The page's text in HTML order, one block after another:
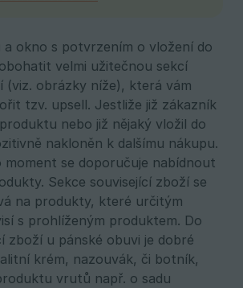
okno s potvrzením o vložení do
velmi užitečnou sekcí
(viz. obrázky níže), která vám
tzv. upsell. Jestliže již zákazník
nebo již nějaký vložil do
nakloněn k dalšímu nákupu.
se doporučuje nabídnout
Sekce související zboží se
na produkty, které určitým
s prohlíženým produktem. Do
zboží u pánské obuvi je dobré
krém, nazouvák, či botník,
vrutů např. o sadu